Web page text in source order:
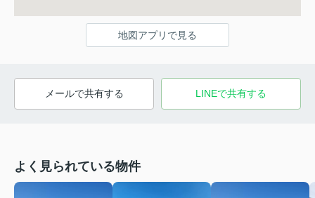
地図アプリで見る
メールで共有する LINEで共有する
よく見られている物件